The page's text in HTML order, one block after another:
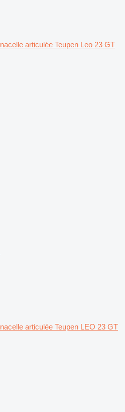
nacelle articulée Teupen Leo 23 GT
nacelle articulée Teupen LEO 23 GT